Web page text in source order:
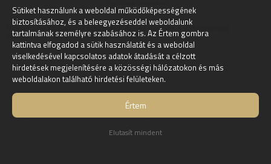
Digitalko.hu Webáruház online áruház - Az akcióink a visszavonásig
érvényesek! -Tisztítószer az Árukeresőn
Sütiket használunk a weboldal működőképességének
biztosításához, és a beleegyezéseddel weboldalunk
tartalmának személyre szabásához is. Az Értem gombra
kattintva elfogadod a sütik használatát és a weboldal
viselkedésével kapcsolatos adatok átadását a célzott
hirdetések megjelenítésére a közösségi hálózatokon és más
weboldalakon található hirdetési felületeken.
Értem
Elutasít mindent